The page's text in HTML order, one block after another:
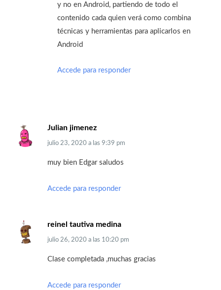
y no en Android, partiendo de todo el
contenido cada quien verá como combina
técnicas y herramientas para aplicarlos en
Android
Accede para responder
Julian jimenez
julio 23, 2020 a las 9:39 pm
muy bien Edgar saludos
Accede para responder
reinel tautiva medina
julio 26, 2020 a las 10:20 pm
Clase completada ,muchas gracias
Accede para responder